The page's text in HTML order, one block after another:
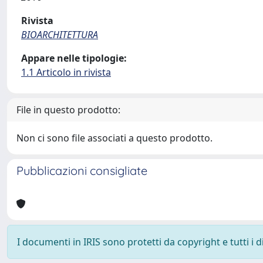
Rivista
BIOARCHITETTURA
Appare nelle tipologie:
1.1 Articolo in rivista
File in questo prodotto:
Non ci sono file associati a questo prodotto.
Pubblicazioni consigliate
I documenti in IRIS sono protetti da copyright e tutti i